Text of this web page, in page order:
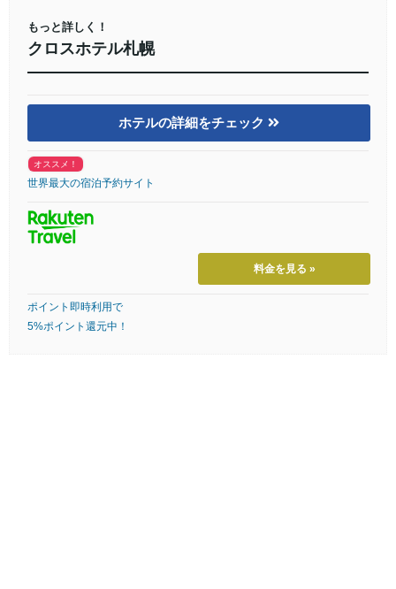
もっと詳しく！
クロスホテル札幌
ホテルの詳細をチェック
オススメ！
世界最大の宿泊予約サイト
料金を見る »
ポイント即時利用で
5%ポイント還元中！